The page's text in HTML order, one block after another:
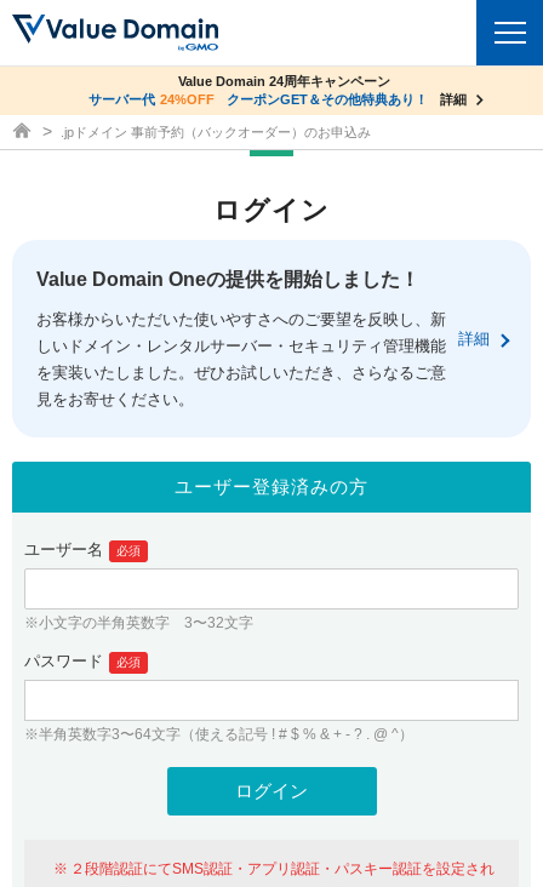
ドメイントップ
ドメイン移管
ドメイン価格一覧
ドメイン一括検索
.jpドメインオークション
gTLDオークション NEW!
.jpドメインバックオーダー
プレミアムドメイン
人気ドメインの種類
WHOIS検索
コアサーバー
バリューサーバー
XREA
セキュリティトップ
Value Domain ネットde診断
SSL証明書
サービストップ
お得意様割引
紹介制度
バリュードメインAPI
ドメイン・ホスティングOEM
facebook
ログイン
従来のバリュードメインをご利用希望の方
Value Domainにログイン
ユーザー登録
co.jpドメイン✕コアサーバーV2ビジネス応援キャンペーン
サーバー料金1年間無料
詳細
Value Domain 24周年キャンペーン
サーバー代 24%OFF クーポンGET＆その他特典あり！ 詳細
ドメイン取得ならバリュードメイン
.jpドメイン 事前予約（バックオーダー）のお申込み
ログイン
Value Domain Oneの提供を開始しました！
お客様からいただいた使いやすさへのご要望を反映し、新
しいドメイン・レンタルサーバー・セキュリティ管理機能
を実装いたしました。ぜひお試しいただき、さらなるご意
見をお寄せください。
詳細
ユーザー登録済みの方
ユーザー名 必須
※小文字の半角英数字 3〜32文字
パスワード 必須
※半角英数字3〜64文字（使える記号 ! # $ % & + - ? . @ ^）
２段階認証にてSMS認証・アプリ認証・パスキー認証を設定され